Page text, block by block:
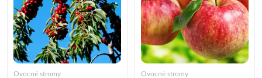
Ovocné stromy Ovocné stromy